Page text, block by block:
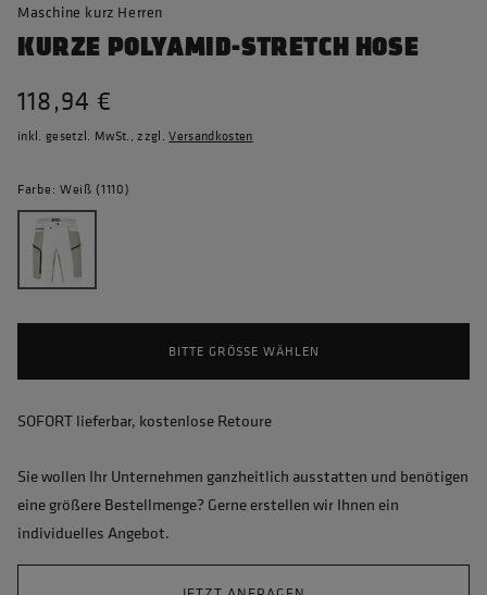
Maschine kurz Herren
KURZE POLYAMID-STRETCH HOSE
118,94 €
inkl. gesetzl. MwSt., zzgl.Versandkosten
Farbe: Weiß (1110)
BITTE GRÖSSE WÄHLEN
SOFORT lieferbar, kostenlose Retoure
Sie wollen Ihr Unternehmen ganzheitlich ausstatten und benötigen
eine größere Bestellmenge? Gerne erstellen wir Ihnen ein
individuelles Angebot.